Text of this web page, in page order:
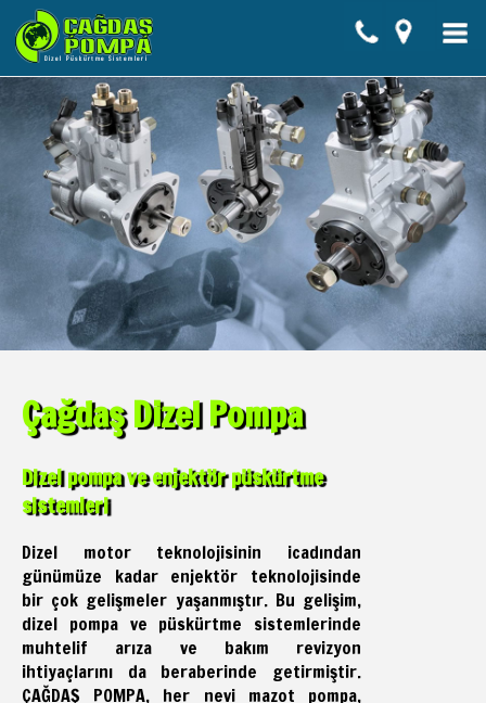
Çağdaş Dizel Pompa
Dizel pompa ve enjektör püskürtme
sistemleri
Dizel motor teknolojisinin icadından
günümüze kadar enjektör teknolojisinde
bir çok gelişmeler yaşanmıştır. Bu gelişim,
dizel pompa ve püskürtme sistemlerinde
muhtelif arıza ve bakım revizyon
ihtiyaçlarını da beraberinde getirmiştir.
ÇAĞDAŞ POMPA, her nevi mazot pompa,